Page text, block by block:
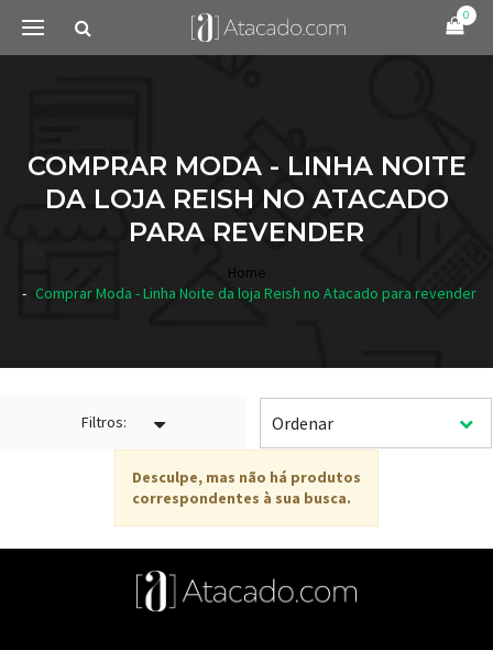
0
COMPRAR MODA - LINHA NOITE
DA LOJA REISH NO ATACADO
PARA REVENDER
Home
Comprar Moda - Linha Noite da loja Reish no Atacado para revender
Filtros:
Desculpe, mas não há produtos
correspondentes à sua busca.